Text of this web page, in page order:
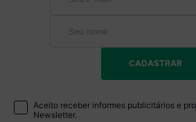
CADASTRAR
Aceito receber informes publicitários e
Newsletter.